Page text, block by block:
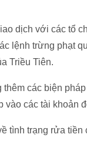
dịch với các tổ
lệnh trừng phạt
Triều Tiên.
các biện
vào các tài khoản
tình trạng rửa tiền